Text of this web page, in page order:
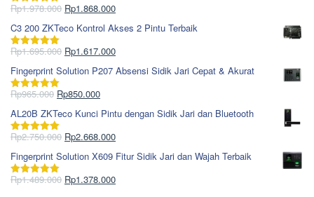
Dinilai5.00
Rp1.978.000 Harga
aslinya
adalah:
Rp1.978.000.
Rp1.868.000Harga
saat
ini
adalah:
C3 200 ZKTeco Kontrol Akses 2 Pintu Terbaik
Dinilai5.00
Rp1.695.000 Harga
aslinya
adalah:
Rp1.695.000.
Rp1.617.000Harga
saat
ini
Fingerprint Solution P207 Absensi Sidik Jari Cepat & Akurat
Dinilai5.00
Rp965.000 Harga
aslinya
adalah:
Rp965.000.
Rp850.000Harga
saat
ini
adalah:
AL20B ZKTeco Kunci Pintu dengan Sidik Jari dan Bluetooth
Dinilai5.00
Rp2.750.000 Harga
aslinya
adalah:
Rp2.750.000.
Rp2.668.000Harga
saat
ini
adalah:
Fingerprint Solution X609 Fitur Sidik Jari dan Wajah Terbaik
Dinilai5.00
Rp1.489.000 Harga
Rp1.378.000Harga